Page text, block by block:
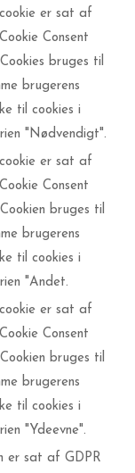
er sat af
Consent
bruges til
brugerens
til cookies i
"Nødvendigt".
er sat af
Consent
bruges til
brugerens
til cookies i
"Andet.
er sat af
Consent
bruges til
brugerens
til cookies i
"Ydeevne".
er sat af GDPR